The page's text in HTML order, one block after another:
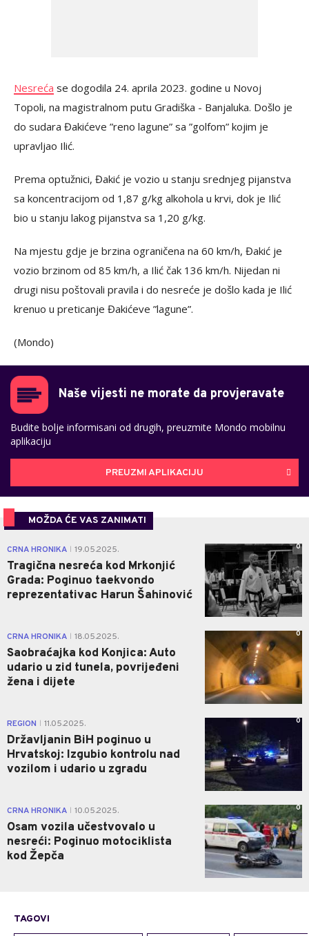
Nesreća se dogodila 24. aprila 2023. godine u Novoj
Topoli, na magistralnom putu Gradiška - Banjaluka. Došlo je
do sudara Đakićeve ”reno lagune” sa ”golfom” kojim je
upravljao Ilić.
Prema optužnici, Đakić je vozio u stanju srednjeg pijanstva
sa koncentracijom od 1,87 g/kg alkohola u krvi, dok je Ilić
bio u stanju lakog pijanstva sa 1,20 g/kg.
Na mjestu gdje je brzina ograničena na 60 km/h, Đakić je
vozio brzinom od 85 km/h, a Ilić čak 136 km/h. Nijedan ni
drugi nisu poštovali pravila i do nesreće je došlo kada je Ilić
krenuo u preticanje Đakićeve ”lagune”.
(Mondo)
Naše vijesti ne morate da provjeravate
Budite bolje informisani od drugih, preuzmite Mondo mobilnu
aplikaciju
PREUZMI APLIKACIJU
MOŽDA ĆE VAS ZANIMATI
CRNA HRONIKA 19.05.2025.
Tragična nesreća kod Mrkonjić
Grada: Poginuo taekvondo
reprezentativac Harun Šahinović
0
CRNA HRONIKA 18.05.2025.
Saobraćajka kod Konjica: Auto
udario u zid tunela, povrijeđeni
žena i dijete
0
REGION 11.05.2025.
Državljanin BiH poginuo u
Hrvatskoj: Izgubio kontrolu nad
vozilom i udario u zgradu
0
CRNA HRONIKA 10.05.2025.
Osam vozila učestvovalo u
nesreći: Poginuo motociklista
kod Žepča
0
TAGOVI